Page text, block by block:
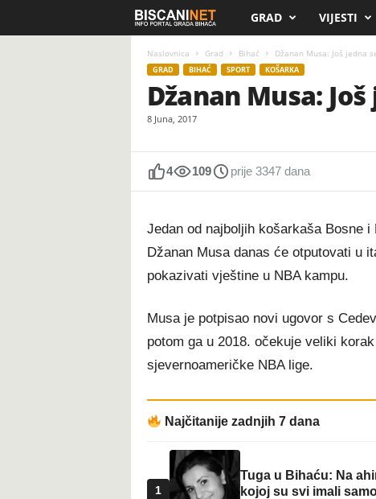
i
n
i
e
t
GRAD VIJESTI
Naslovnica Grad Bihać Džanan Musa: Još jedna
GRAD BIHAĆ SPORT KOŠARKA
Džanan Musa:
8 Juna, 2017
4 109 prije 3347 dana
Jedan od najboljih košarkaša Bosne
Džanan Musa danas će otputovati u
pokazivati vještine u NBA kampu.
Musa je potpisao novi ugovor s
potom ga u 2018. očekuje veliki
sjevernoameričke NBA lige.
Najčitanije zadnjih 7 dana
1
Tuga u Bihaću: Na
kojoj su svi imali